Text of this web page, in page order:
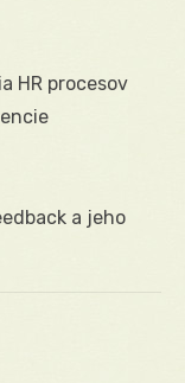
HR procesov
a jeho